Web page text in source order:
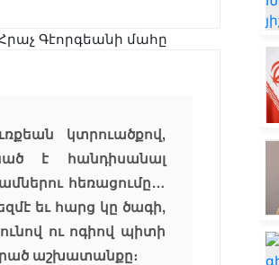
կտրուածքով,
է հանդիսանալ
հեռացումը…
եւ հարց կը ծագի,
ու ոգիով պիտի
աշխատանքը։